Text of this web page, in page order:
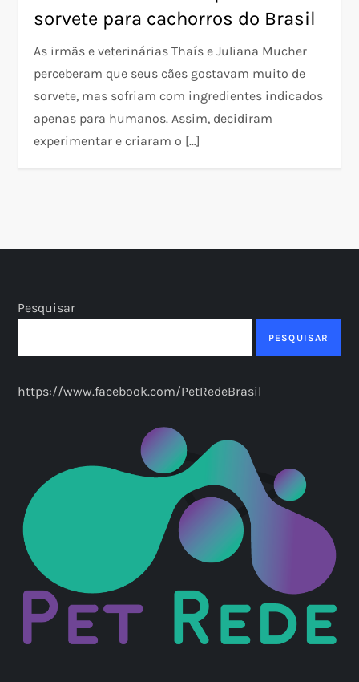
sorvete para cachorros do Brasil
As irmãs e veterinárias Thaís e Juliana Mucher
perceberam que seus cães gostavam muito de
sorvete, mas sofriam com ingredientes indicados
apenas para humanos. Assim, decidiram
experimentar e criaram o […]
Pesquisar
PESQUISAR
https://www.facebook.com/PetRedeBrasil